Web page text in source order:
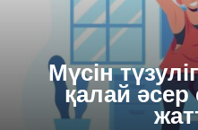
Мүсін
қалай әсер